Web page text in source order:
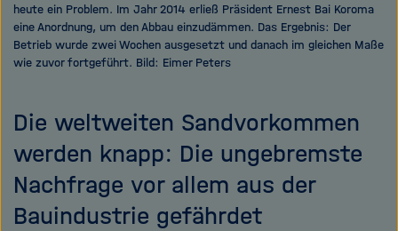
e
heute ein Problem. Im Jahr 2014 erließ Präsident Ernest Bai Koroma
eine Anordnung, um den Abbau einzudämmen. Das Ergebnis: Der
Betrieb wurde zwei Wochen ausgesetzt und danach im gleichen Maße
wie zuvor fortgeführt. Bild: Eimer Peters
Die weltweiten Sandvorkommen
werden knapp: Die ungebremste
Nachfrage vor allem aus der
Bauindustrie gefährdet